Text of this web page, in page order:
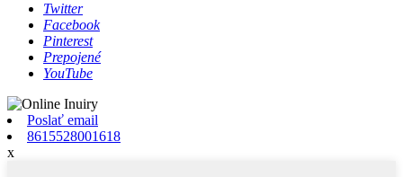
Twitter
Facebook
Pinterest
Prepojené
YouTube
Poslať email
8615528001618
x